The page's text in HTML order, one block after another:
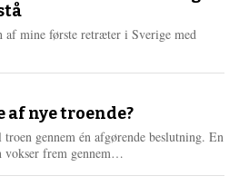
af mine første retræter i Sverige med
nye troende?
gennem én afgørende beslutning. En
vokser frem gennem…